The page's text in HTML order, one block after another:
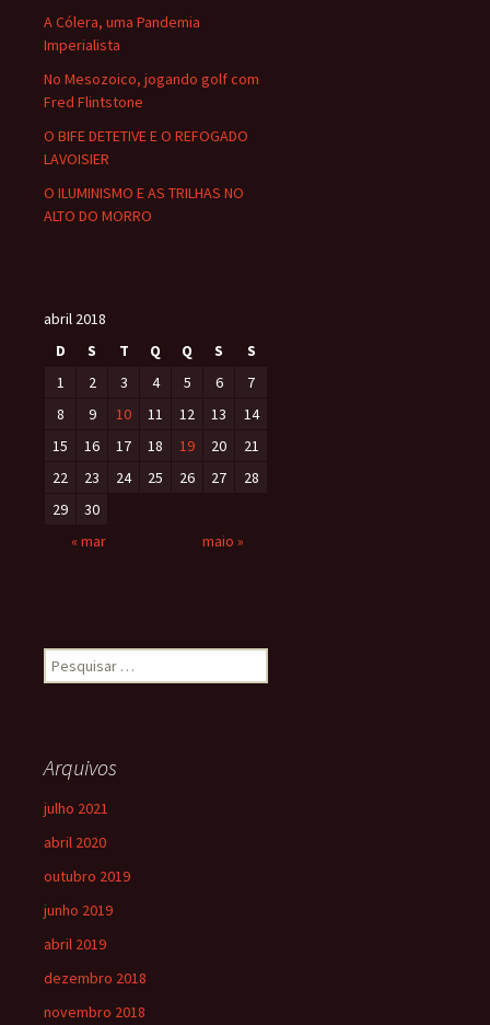
A Cólera, uma Pandemia
Imperialista
No Mesozoico, jogando golf com
Fred Flintstone
O BIFE DETETIVE E O REFOGADO
LAVOISIER
O ILUMINISMO E AS TRILHAS NO
ALTO DO MORRO
abril 2018
D
S T Q Q S
S
1
2 3 4 5 6
7
8
9 10 11 12 13
14
15
16 17 18 19 20
21
22
23 24 25 26 27
28
29
30
« mar
maio »
Arquivos
julho 2021
abril 2020
outubro 2019
junho 2019
abril 2019
dezembro 2018
novembro 2018